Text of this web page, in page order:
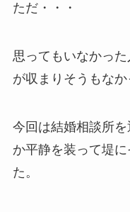
ただ・・・
思ってもいなかっ
が収まりそうもなか
今回は結婚相談所
か平静を装って堤
た。